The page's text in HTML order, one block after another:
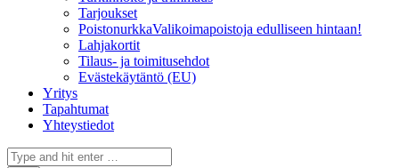
Tarjoukset
PoistonurkkaValikoimapoistoja edulliseen hintaan!
Lahjakortit
Tilaus- ja toimitusehdot
Evästekäytäntö (EU)
Yritys
Tapahtumat
Yhteystiedot
Search: